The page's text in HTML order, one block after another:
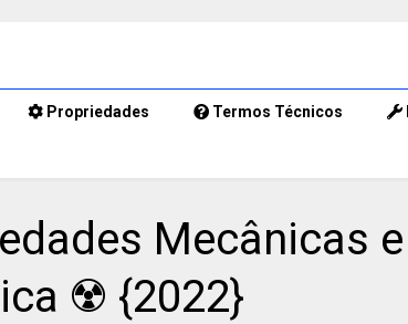
Propriedades Termos Técnicos
Mecânicas e
☢️ {2022}